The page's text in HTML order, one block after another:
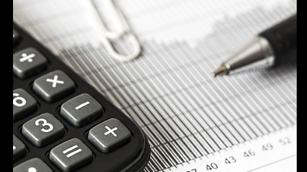
READ MORE